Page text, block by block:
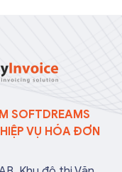
SOFTDREAMS
VỤ HÓA ĐƠN